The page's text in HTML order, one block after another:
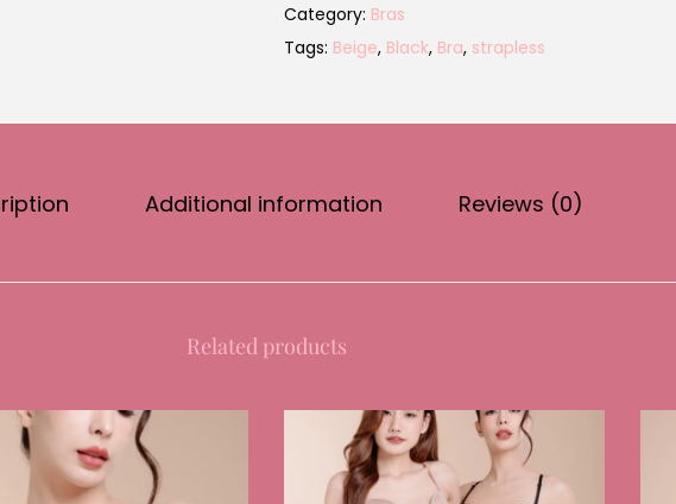
Category: Bras
Tags: Beige, Black, Bra, strapless
Additional information Reviews (0)
Related products